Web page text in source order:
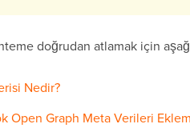
doğrudan atlamak için
Nedir?
Open Graph Meta Verileri